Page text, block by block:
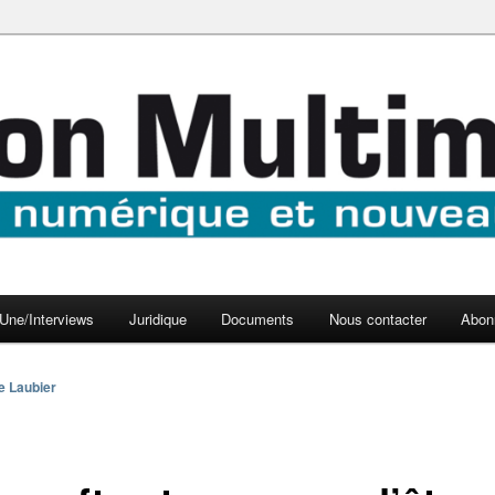
Une/Interviews Juridique Documents Nous contacter
Laubier